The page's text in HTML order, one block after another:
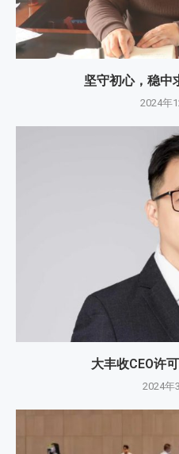
坚守初心，稳中
2024年
大丰收CEO许
2024年